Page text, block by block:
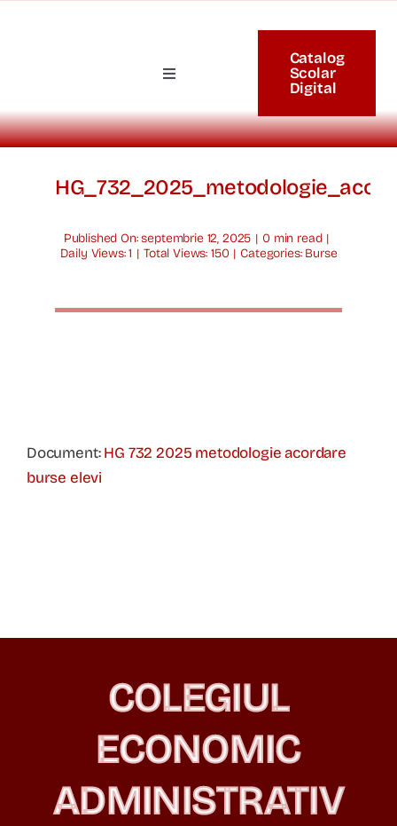
Toggle
Acasă
Organizare
Proiecte
Catalog
Scolar
Digital
Published On: septembrie 12, 2025 | 0 min read |
Daily Views: 1 | Total Views: 150 | Categories: Burse
Document:HG 732 2025 metodologie acordare
burse elevi
COLEGIUL
ECONOMIC
ADMINISTRATIV